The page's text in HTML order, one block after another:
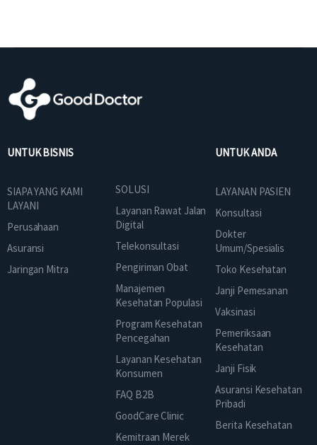
UNTUK BISNIS
SIAPA YANG KAMI
LAYANI
Perusahaan
Asuransi
Jaringan Mitra
SOLUSI
Layanan Rawat Jalan
Digital
Telekonsultasi
Pengiriman Obat
Manajemen
Kesehatan Populasi
Program Kesehatan
Pencegahan
Layanan Kesehatan
Konsumen
FAQ B2B
GoodCare Clinic
Kemitraan Merek
UNTUK ANDA
LAYANAN PASIEN
Konsultasi
Dokter
Umum/Spesialis
Toko Kesehatan
Janji Pemesanan
Vaksinasi
Pemeriksaan
Kesehatan
Janji Fisik
Asuransi Kesehatan
Pribadi
Berita Kesehatan